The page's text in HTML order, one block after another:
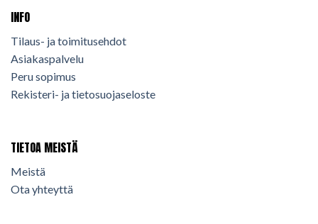
INFO
Tilaus- ja toimitusehdot
Asiakaspalvelu
Peru sopimus
Rekisteri- ja tietosuojaseloste
TIETOA MEISTÄ
Meistä
Ota yhteyttä